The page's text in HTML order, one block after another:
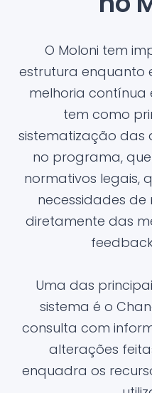
O Moloni tem
estrutura enquanto
melhoria contínua
tem como
sistematização das
no programa,
normativos legais,
necessidades
diretamente das
Uma das
sistema é o
consulta com
alterações
enquadra os